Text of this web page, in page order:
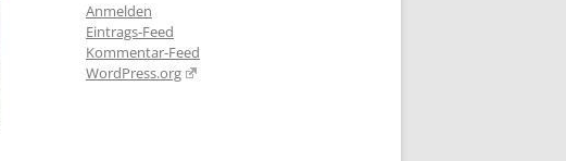
Anmelden
Eintrags-Feed
Kommentar-Feed
WordPress.org